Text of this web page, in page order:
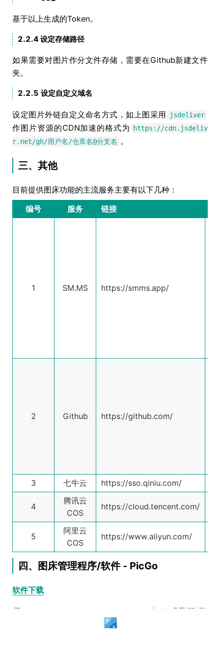
基于以上生成的Token。
2.2.4 设定存储路径
如果需要对图片作分文件存储，需要在Github新建文件
夹。
2.2.5 设定自定义域名
设定图片外链自定义命名方式，如上图采用 jsdeliver
作图片资源的CDN加速的格式为 https://cdn.jsdeliv
r.net/gh/用户名/仓库名@分支名
。
三、其他
目前提供图床功能的主流服务主要有以下几种：
编号
服务 链接
1 SM.MS https://smms.app/
2 Github https://github.com/
3
七牛云 https://sso.qiniu.com/
4
腾讯云
COS
https://cloud.tencent.com/
5
阿里云
COS
https://www.aliyun.com/
四、图床管理程序/软件 - PicGo
软件下载